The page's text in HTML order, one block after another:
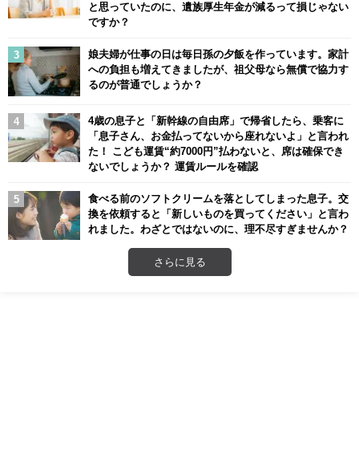
と思っていたのに、遺族厚生年金が減るって損じゃない
ですか？
娘夫婦が仕事の日は毎日孫の夕飯を作っています。家計
への負担も増えてきましたが、祖父母なら無償で協力す
るのが普通でしょうか？
4歳の息子と「新幹線の自由席」で帰省したら、乗客に
「息子さん、お金払ってないから座れないよ」と言われ
た！ こども運賃“約7000円”払わないと、席は確保でき
ないでしょうか？ 運賃ルールを確認
食べる前のソフトクリームを落としてしまった息子。交
換を依頼すると「新しいものを買ってください」と言わ
れました。わざとではないのに、理不尽すぎませんか？
さらに見る